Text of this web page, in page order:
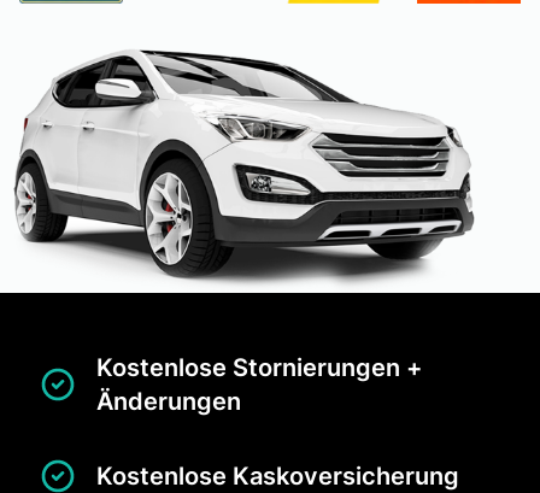
Kostenlose Stornierungen +
Änderungen
Kostenlose Kaskoversicherung